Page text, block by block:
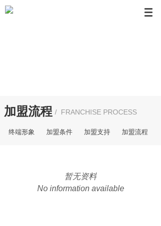
加盟流程 / FRANCHISE PROCESS
终端形象 加盟条件 加盟支持 加盟流程
暂无资料
No information available